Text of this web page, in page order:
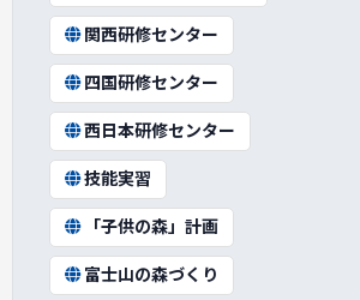
関西研修センター
四国研修センター
西日本研修センター
技能実習
「子供の森」計画
富士山の森づくり